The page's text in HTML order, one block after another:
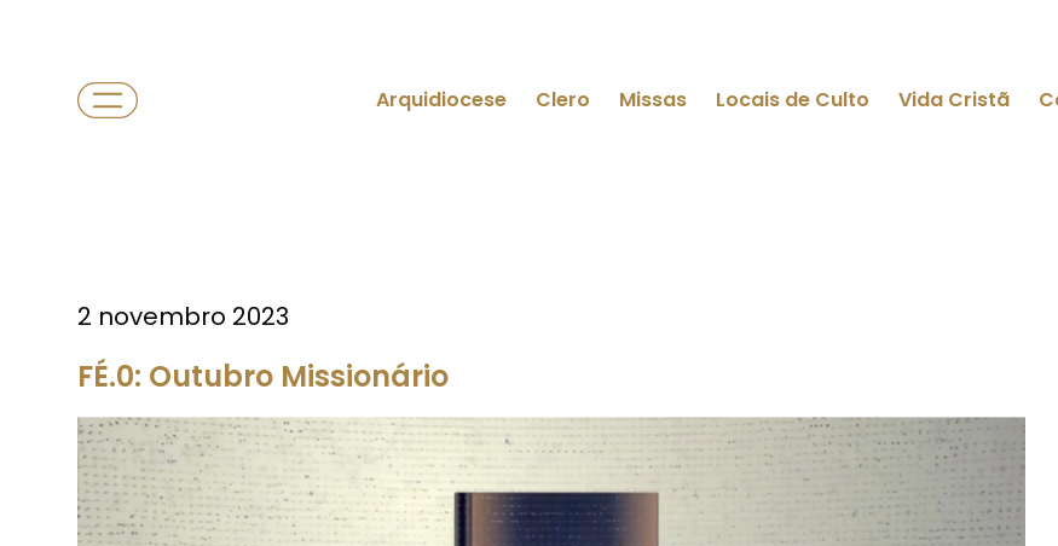
Arquidiocese Clero Missas Locais de Culto Vida Cristã
2 novembro 2023
FÉ.0: Outubro Missionário